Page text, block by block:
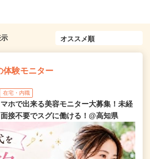
体験モニター
在宅・内職
ホで出来る美容モニター大募集！未経
接不要でスグに働ける！@高知県